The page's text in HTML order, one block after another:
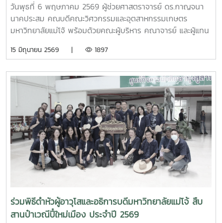
วันพุธที่ 6 พฤษภาคม 2569 ผู้ช่วยศาสตราจารย์ ดร.กาญจนา
นาคประสม คณบดีคณะวิศวกรรมและอุตสาหกรรมเกษตร
มหาวิทยาลัยแม่โจ้ พร้อมด้วยคณะผู้บริหาร คณาจารย์ และผู้แทน
วิทยาศาสตร์การอาหาร หลักสูตรระดับบัณฑิตศึกษา และคณะ
ศาสตราจารย์สาขาวิชาวิศวกรรมเครื่องกล และผู้ช่วยอธิการบดี
ด้านการพัฒนานักวิจัยรุ่นใหม่ จาก Mie University ประเทศ
ญี่ปุ่น ในโอกาสเดินทางมาเยี่ยมชมคณะฯ และหารือแนวทางความ
ร่วมมือทางวิชาการ ณ คณะวิศวกรรมและอุตสาหกรรมเกษตร
มหาวิทยาลัยแม่โจ้ในการนี้ ได้มีการนำเสนอวีดิทัศน์แนะนำ
มหาวิทยาลัยและคณะฯ พร้อมแลกเปลี่ยนแนวทางการสร้างความ
ร่วมมือด้านวิชาการ การวิจัย และการแลกเปลี่ยนนักศึกษาในระดับ
ปริญญาตรีและบัณฑิตศึกษา ระหว่างสองสถาบันProfessor
Ken’ichi Yano ได้นำเสนอผลงานวิจัยในหัวข้อ “Medical,
Welfare, and Care-support Robotics” และ “Automation
Engineering, Welfare Robots and Nursing Care
Systems” ซึ่งเกี่ยวข้องกับเทคโนโลยีหุ่นยนต์เพื่อการแพทย์ การ
15 มิถุนายน 2569 | 1897
ร่วมพิธีดำหัวผู้อาวุโสและอธิการบดีมหาวิทยาลัยแม่โจ้ สืบ
สานป๋าเวณีปี๋ใหม่เมือง ประจำปี 2569